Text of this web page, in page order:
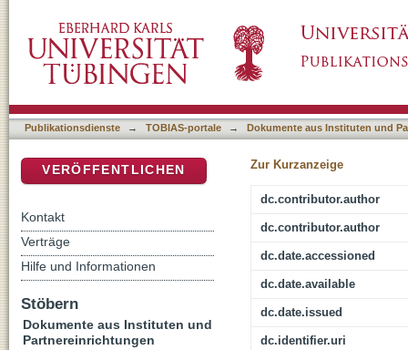
Teilergebnisse einer Bürgerbefragung
Publikationsdienste → TOBIAS-portale → Dokumente aus Instituten und
Zur Kurzanzeige
dc.contributor.author
dc.contributor.author
dc.date.accessioned
dc.date.available
dc.date.issued
dc.identifier.uri
VERÖFFENTLICHEN
Kontakt
Verträge
Hilfe und Informationen
Stöbern
Dokumente aus Instituten und
Partnereinrichtungen